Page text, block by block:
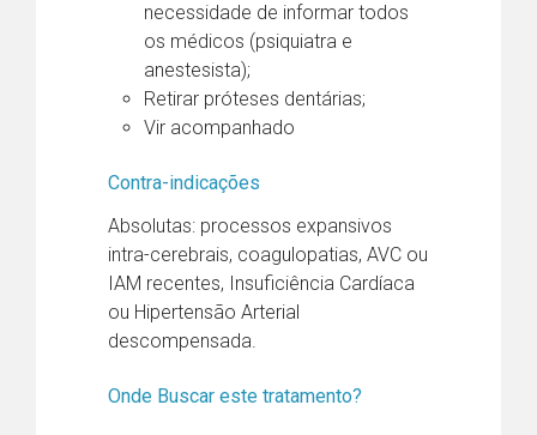
necessidade de informar todos
os médicos (psiquiatra e
anestesista);
Retirar próteses dentárias;
Vir acompanhado
Contra-indicações
Absolutas: processos expansivos
intra-cerebrais, coagulopatias, AVC ou
IAM recentes, Insuficiência Cardíaca
ou Hipertensão Arterial
descompensada.
Onde Buscar este tratamento?